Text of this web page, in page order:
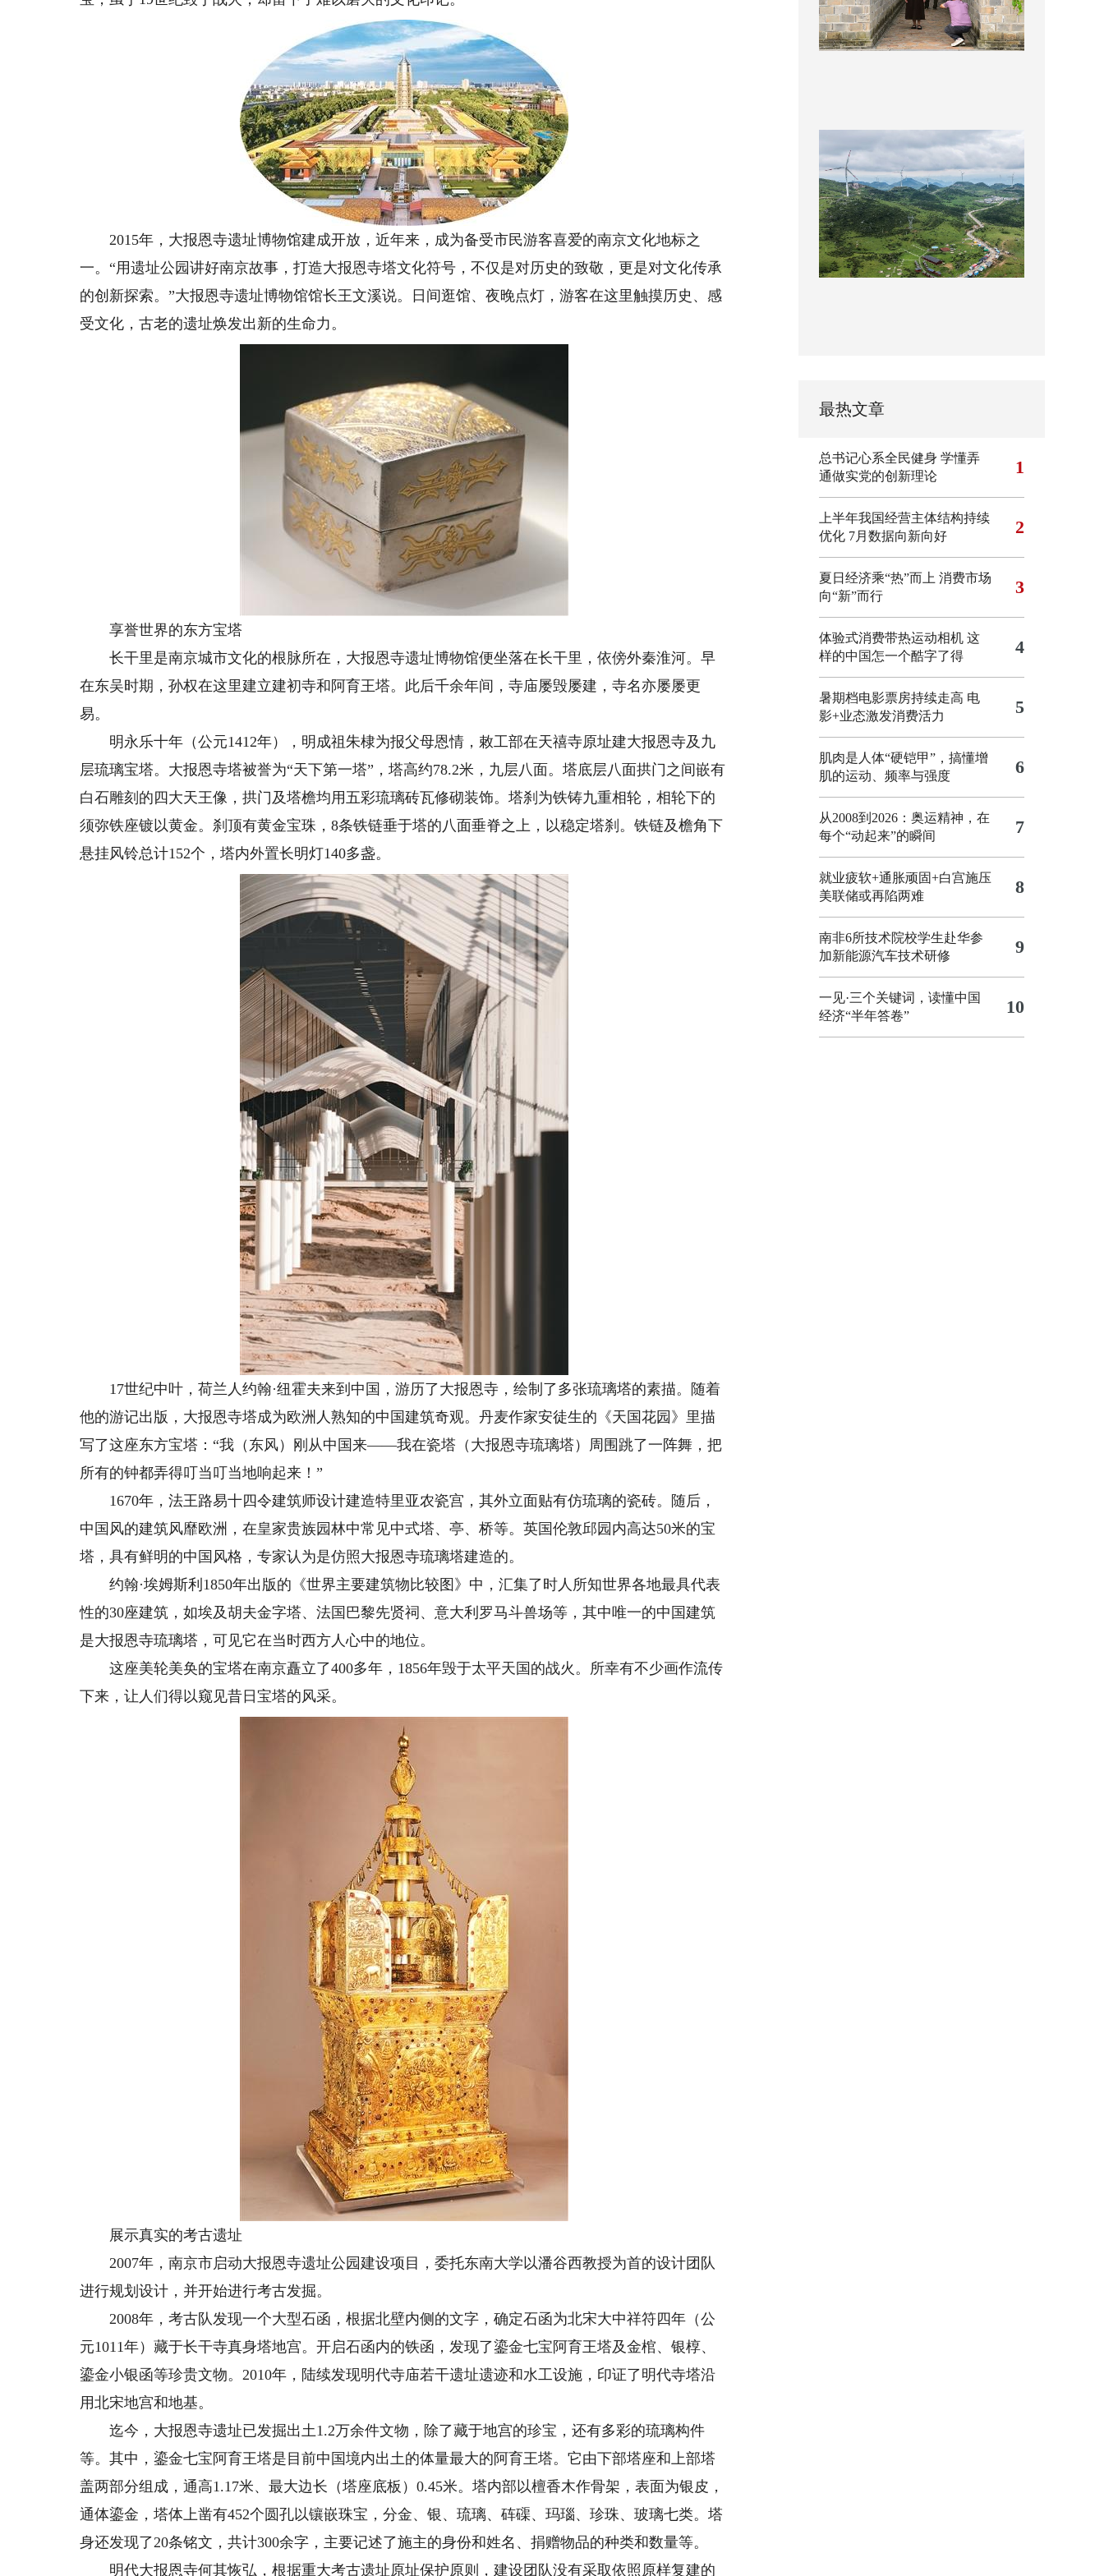
2015年，大报恩寺遗址博物馆建成开放，近年来，成为备受市民游客喜爱的南京文化地标之
一。“用遗址公园讲好南京故事，打造大报恩寺塔文化符号，不仅是对历史的致敬，更是对文化传承
的创新探索。”大报恩寺遗址博物馆馆长王文溪说。日间逛馆、夜晚点灯，游客在这里触摸历史、感
受文化，古老的遗址焕发出新的生命力。
享誉世界的东方宝塔
长干里是南京城市文化的根脉所在，大报恩寺遗址博物馆便坐落在长干里，依傍外秦淮河。早
在东吴时期，孙权在这里建立建初寺和阿育王塔。此后千余年间，寺庙屡毁屡建，寺名亦屡屡更
易。
明永乐十年（公元1412年），明成祖朱棣为报父母恩情，敕工部在天禧寺原址建大报恩寺及九
层琉璃宝塔。大报恩寺塔被誉为“天下第一塔”，塔高约78.2米，九层八面。塔底层八面拱门之间嵌有
白石雕刻的四大天王像，拱门及塔檐均用五彩琉璃砖瓦修砌装饰。塔刹为铁铸九重相轮，相轮下的
须弥铁座镀以黄金。刹顶有黄金宝珠，8条铁链垂于塔的八面垂脊之上，以稳定塔刹。铁链及檐角下
悬挂风铃总计152个，塔内外置长明灯140多盏。
17世纪中叶，荷兰人约翰·纽霍夫来到中国，游历了大报恩寺，绘制了多张琉璃塔的素描。随着
他的游记出版，大报恩寺塔成为欧洲人熟知的中国建筑奇观。丹麦作家安徒生的《天国花园》里描
写了这座东方宝塔：“我（东风）刚从中国来——我在瓷塔（大报恩寺琉璃塔）周围跳了一阵舞，把
所有的钟都弄得叮当叮当地响起来！”
1670年，法王路易十四令建筑师设计建造特里亚农瓷宫，其外立面贴有仿琉璃的瓷砖。随后，
中国风的建筑风靡欧洲，在皇家贵族园林中常见中式塔、亭、桥等。英国伦敦邱园内高达50米的宝
塔，具有鲜明的中国风格，专家认为是仿照大报恩寺琉璃塔建造的。
约翰·埃姆斯利1850年出版的《世界主要建筑物比较图》中，汇集了时人所知世界各地最具代表
性的30座建筑，如埃及胡夫金字塔、法国巴黎先贤祠、意大利罗马斗兽场等，其中唯一的中国建筑
是大报恩寺琉璃塔，可见它在当时西方人心中的地位。
这座美轮美奂的宝塔在南京矗立了400多年，1856年毁于太平天国的战火。所幸有不少画作流传
下来，让人们得以窥见昔日宝塔的风采。
展示真实的考古遗址
2007年，南京市启动大报恩寺遗址公园建设项目，委托东南大学以潘谷西教授为首的设计团队
进行规划设计，并开始进行考古发掘。
2008年，考古队发现一个大型石函，根据北壁内侧的文字，确定石函为北宋大中祥符四年（公
元1011年）藏于长干寺真身塔地宫。开启石函内的铁函，发现了鎏金七宝阿育王塔及金棺、银椁、
鎏金小银函等珍贵文物。2010年，陆续发现明代寺庙若干遗址遗迹和水工设施，印证了明代寺塔沿
用北宋地宫和地基。
迄今，大报恩寺遗址已发掘出土1.2万余件文物，除了藏于地宫的珍宝，还有多彩的琉璃构件
等。其中，鎏金七宝阿育王塔是目前中国境内出土的体量最大的阿育王塔。它由下部塔座和上部塔
盖两部分组成，通高1.17米、最大边长（塔座底板）0.45米。塔内部以檀香木作骨架，表面为银皮，
通体鎏金，塔体上凿有452个圆孔以镶嵌珠宝，分金、银、琉璃、砗磲、玛瑙、珍珠、玻璃七类。塔
身还发现了20条铭文，共计300余字，主要记述了施主的身份和姓名、捐赠物品的种类和数量等。
明代大报恩寺何其恢弘，根据重大考古遗址原址保护原则，建设团队没有采取依照原样复建的
最热文章
总书记心系全民健身 学懂弄
通做实党的创新理论
1
上半年我国经营主体结构持续
优化 7月数据向新向好 2
夏日经济乘“热”而上 消费市场
向“新”而行
3
体验式消费带热运动相机 这
样的中国怎一个酷字了得
4
暑期档电影票房持续走高 电
影+业态激发消费活力
5
肌肉是人体“硬铠甲”，搞懂增
肌的运动、频率与强度
6
从2008到2026：奥运精神，在
每个“动起来”的瞬间
7
就业疲软+通胀顽固+白宫施压
美联储或再陷两难
8
南非6所技术院校学生赴华参
加新能源汽车技术研修
9
一见·三个关键词，读懂中国
经济“半年答卷”
10